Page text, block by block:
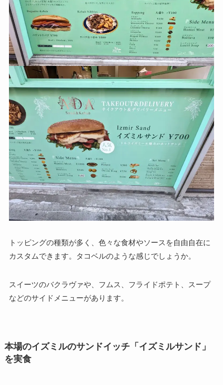
トッピングの種類が多く、色々な食材やソースを自由自在に
カスタムできます。タコベルのような感じでしょうか。
スイーツのバクラヴァや、フムス、フライドポテト、スープ
などのサイドメニューがあります。
本場のイズミルのサンドイッチ「イズミルサンド」
を実食